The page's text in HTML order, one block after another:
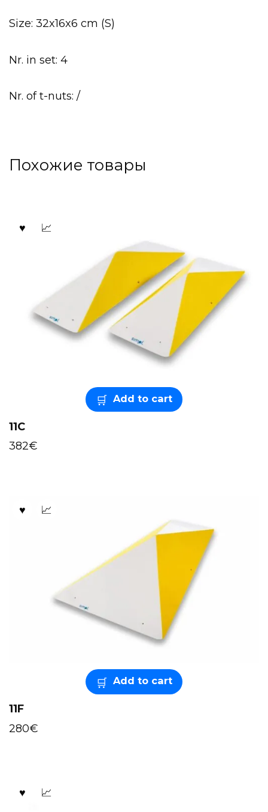
Size: 32x16x6 cm (S)
Nr. in set: 4
Nr. of t-nuts: /
Похожие товары
Add to cart
11C
382€
Add to cart
11F
280€